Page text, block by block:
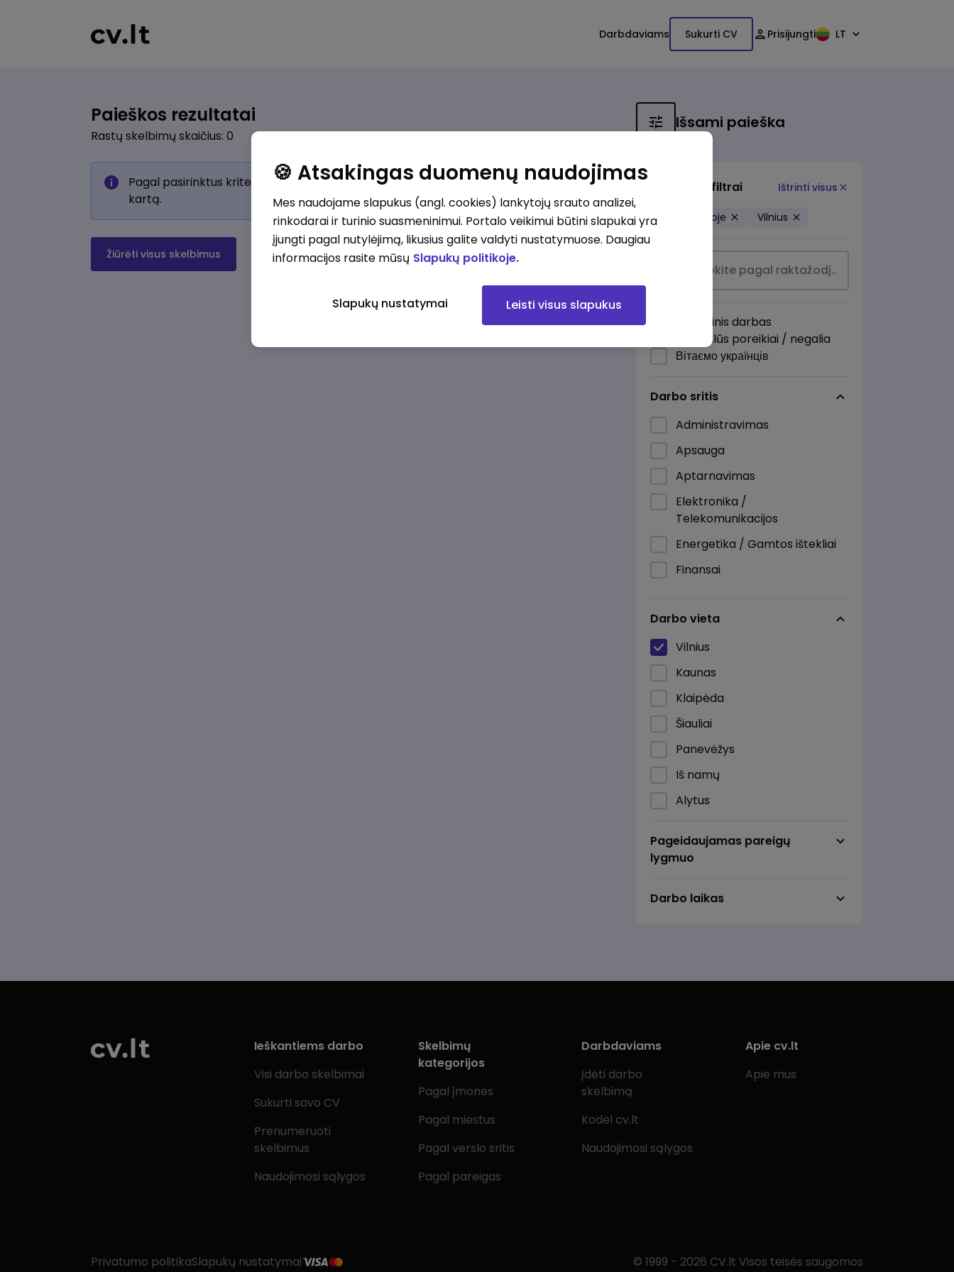
Darbdaviams Sukurti CV Prisijungti LT
Paieškos rezultatai
Rastų skelbimų skaičius: 0
Pagal pasirinktus kriterijus skelbimų nerasta. Pakoreguokite paiešką ir bandykite dar
kartą.
Žiūrėti visus skelbimus
Išsami paieška
Papildomi filtrai Ištrinti visus
Darbas jūroje Vilnius
Nuotolinis darbas
Specialūs poreikiai / negalia
Вітаємо українців
Darbo sritis
Administravimas
Apsauga
Aptarnavimas
Elektronika /
Telekomunikacijos
Energetika / Gamtos ištekliai
Finansai
Kita
Maitinimas
Marketingas / Reklama / RsV
Mechanika / Inžinerija
Pardavimai / Pirkimai
Personalo valdymas /
turtas
Sveikata / Medicina /
Teisė
Žemės ūkis / Miškininkystė /
Gyvulininkystė
Darbo vieta
Vilnius
Kaunas
Klaipėda
Šiauliai
Panevėžys
Iš namų
Alytus
Birštonas
Druskininkai
Garliava
Kretinga
Marijampolė
Pageidaujamas pareigų
lygmuo
Darbo laikas
Ieškantiems darbo
Visi darbo skelbimai
Sukurti savo CV
Prenumeruoti
skelbimus
Naudojimosi sąlygos
Skelbimų
kategorijos
Pagal įmones
Pagal miestus
Pagal verslo sritis
Pagal pareigas
Darbdaviams
Įdėti darbo
skelbimą
Kodėl cv.lt
Naudojimosi sąlygos
Apie cv.lt
Apie mus
Privatumo politikaSlapukų nustatymai © 1999 - 2026 CV.lt Visos teisės saugomos
🍪 Atsakingas duomenų naudojimas
Mes naudojame slapukus (angl. cookies) lankytojų srauto analizei,
rinkodarai ir turinio suasmeninimui. Portalo veikimui būtini slapukai yra
įjungti pagal nutylėjimą, likusius galite valdyti nustatymuose. Daugiau
informacijos rasite mūsų Slapukų politikoje.
Slapukų nustatymai Leisti visus slapukus